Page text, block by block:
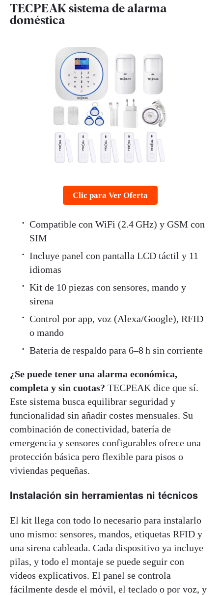
TECPEAK sistema de alarma
doméstica
Clic para Ver Oferta
Compatible con WiFi (2.4 GHz) y GSM con
SIM
Incluye panel con pantalla LCD táctil y 11
idiomas
Kit de 10 piezas con sensores, mando y
sirena
Control por app, voz (Alexa/Google), RFID
o mando
Batería de respaldo para 6–8 h sin corriente
¿Se puede tener una alarma económica,
completa y sin cuotas? TECPEAK dice que sí.
Este sistema busca equilibrar seguridad y
funcionalidad sin añadir costes mensuales. Su
combinación de conectividad, batería de
emergencia y sensores configurables ofrece una
protección básica pero flexible para pisos o
viviendas pequeñas.
Instalación sin herramientas ni técnicos
El kit llega con todo lo necesario para instalarlo
uno mismo: sensores, mandos, etiquetas RFID y
una sirena cableada. Cada dispositivo ya incluye
pilas, y todo el montaje se puede seguir con
vídeos explicativos. El panel se controla
fácilmente desde el móvil, el teclado o por voz, y